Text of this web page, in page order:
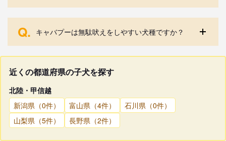
Q. キャバプーは無駄吠えをしやすい犬種ですか？
近くの都道府県の子犬を探す
北陸・甲信越
新潟県（0件）
富山県（4件）
石川県（0件）
山梨県（5件）
長野県（2件）